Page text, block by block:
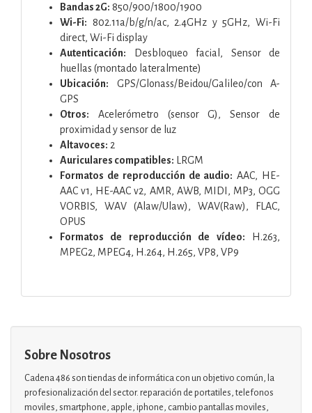
Bandas 2G: 850/900/1800/1900
Wi-Fi: 802.11a/b/g/n/ac, 2.4GHz y 5GHz, Wi-Fi
direct, Wi-Fi display
Autenticación: Desbloqueo facial, Sensor de
huellas (montado lateralmente)
Ubicación: GPS/Glonass/Beidou/Galileo/con A-
GPS
Otros: Acelerómetro (sensor G), Sensor de
proximidad y sensor de luz
Altavoces: 2
Auriculares compatibles: LRGM
Formatos de reproducción de audio: AAC, HE-
AAC v1, HE-AAC v2, AMR, AWB, MIDI, MP3, OGG
VORBIS, WAV (Alaw/Ulaw), WAV(Raw), FLAC,
OPUS
Formatos de reproducción de vídeo: H.263,
MPEG2, MPEG4, H.264, H.265, VP8, VP9
Sobre Nosotros
Cadena 486 son tiendas de informática con un objetivo común, la
profesionalización del sector. reparación de portatiles, telefonos
moviles, smartphone, apple, iphone, cambio pantallas moviles,